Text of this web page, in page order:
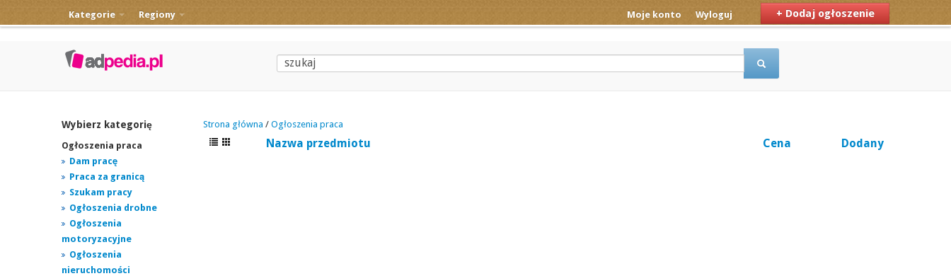
Kategorie Regiony + Dodaj ogłoszenie
Moje konto Wyloguj
Wybierz kategorię
Ogłoszenia praca
Dam pracę
Praca za granicą
Szukam pracy
Ogłoszenia drobne
Ogłoszenia
motoryzacyjne
Ogłoszenia
nieruchomości
Strona główna / Ogłoszenia praca
Nazwa przedmiotu Cena Dodany